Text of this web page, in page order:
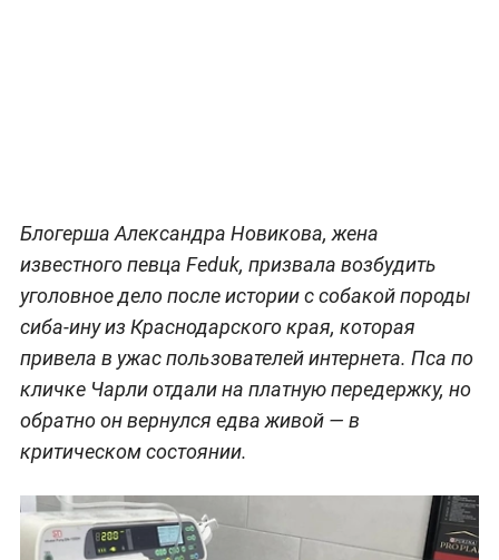
Блогерша Александра Новикова, жена
известного певца Feduk, призвала возбудить
уголовное дело после истории с собакой породы
сиба-ину из Краснодарского края, которая
привела в ужас пользователей интернета. Пса по
кличке Чарли отдали на платную передержку, но
обратно он вернулся едва живой — в
критическом состоянии.